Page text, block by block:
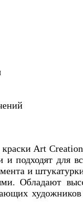
Art
и подходят для
и
Обладают